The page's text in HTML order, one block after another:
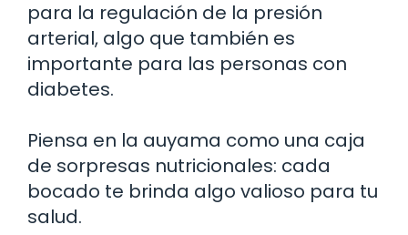
para la regulación de la presión
arterial, algo que también es
importante para las personas con
diabetes.
Piensa en la auyama como una caja
de sorpresas nutricionales: cada
bocado te brinda algo valioso para tu
salud.